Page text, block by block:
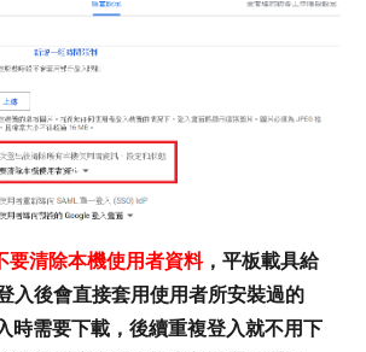
要清除本機使用者資料，平板載具給
入後會直接套用使用者所安裝過的
時需要下載，後續重複登入就不用下